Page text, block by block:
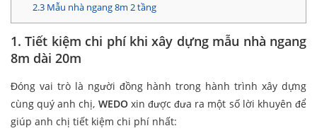
2.3Mẫu nhà ngang 8m 2 tầng
1. Tiết kiệm chi phí khi xây dựng mẫu nhà ngang
8m dài 20m
Đóng vai trò là người đồng hành trong hành trình xây dựng
cùng quý anh chị, WEDOxin được đưa ra một số lời khuyên để
giúp anh chị tiết kiệm chi phí nhất: